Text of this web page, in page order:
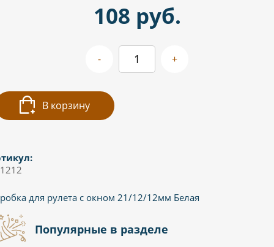
108 руб.
- +
В корзину
для рулета с окном 21/12/12мм Белая
Популярные в разделе